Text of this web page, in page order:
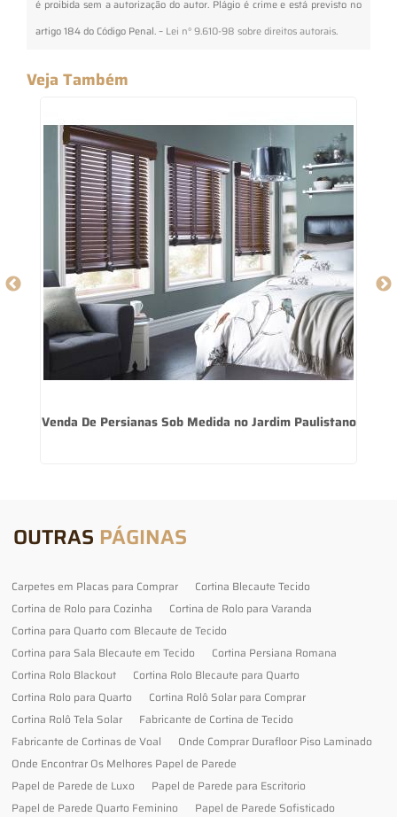
é proibida sem a autorização do autor. Plágio é crime e está previsto no
artigo 184 do Código Penal. – Lei n° 9.610-98 sobre direitos autorais.
Veja Também
Venda De Persianas Sob Medida no Jardim Paulistano
OUTRAS PÁGINAS
Carpetes em Placas para Comprar
Cortina Blecaute Tecido
Cortina de Rolo para Cozinha
Cortina de Rolo para Varanda
Cortina para Quarto com Blecaute de Tecido
Cortina para Sala Blecaute em Tecido
Cortina Persiana Romana
Cortina Rolo Blackout
Cortina Rolo Blecaute para Quarto
Cortina Rolo para Quarto
Cortina Rolô Solar para Comprar
Cortina Rolô Tela Solar
Fabricante de Cortina de Tecido
Fabricante de Cortinas de Voal
Onde Comprar Durafloor Piso Laminado
Onde Encontrar Os Melhores Papel de Parede
Papel de Parede de Luxo
Papel de Parede para Escritorio
Papel de Parede Quarto Feminino
Papel de Parede Sofisticado